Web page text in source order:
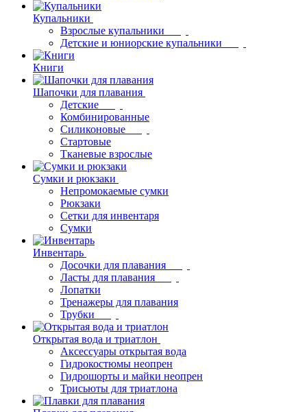
Купальники
Взрослые купальники
Детские и юниорские купальники
Книги
Шапочки для плавания
Детские
Комбинированные
Силиконовые
Стартовые
Тканевые взрослые
Сумки и рюкзаки
Непромокаемые сумки
Рюкзаки
Сетки для инвентаря
Сумки
Инвентарь
Досочки для плавания
Ласты для плавания
Лопатки
Тренажеры для плавания
Трубки
Открытая вода и триатлон
Аксессуары открытая вода
Гидрокостюмы неопрен
Гидрошорты и майки неопрен
Трисьюты для триатлона